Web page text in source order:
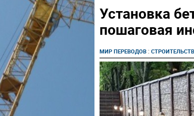
Установка
пошаговая
МИР ПЕРЕВОДОВ: